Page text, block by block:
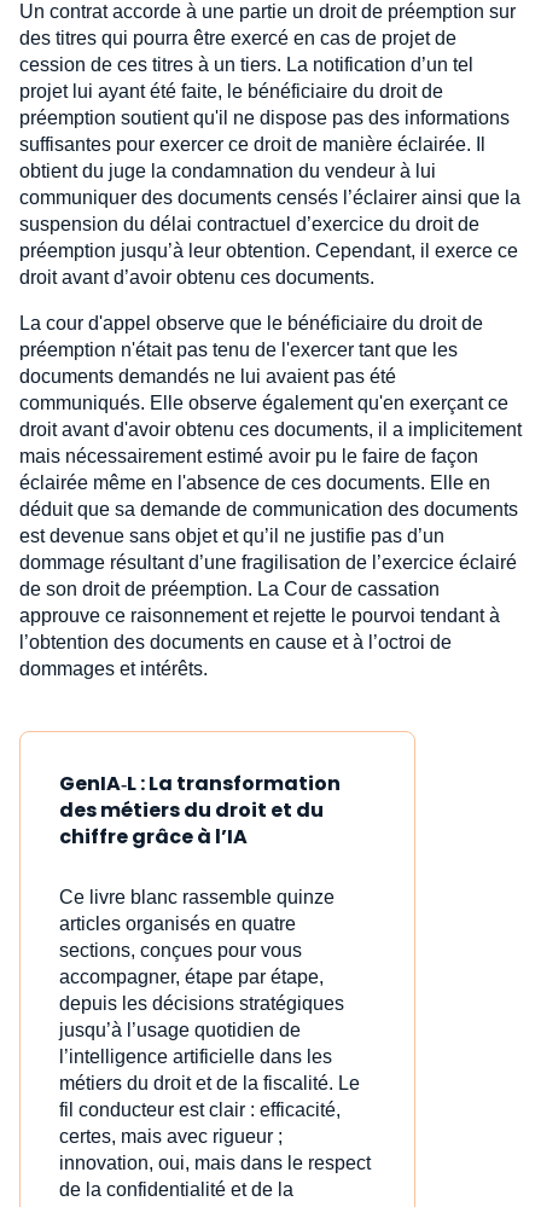
Un contrat accorde à une partie un droit de préemption sur
des titres qui pourra être exercé en cas de projet de
cession de ces titres à un tiers. La notification d’un tel
projet lui ayant été faite, le bénéficiaire du droit de
préemption soutient qu'il ne dispose pas des informations
suffisantes pour exercer ce droit de manière éclairée. Il
obtient du juge la condamnation du vendeur à lui
communiquer des documents censés l’éclairer ainsi que la
suspension du délai contractuel d’exercice du droit de
préemption jusqu’à leur obtention. Cependant, il exerce ce
droit avant d’avoir obtenu ces documents.
La cour d'appel observe que le bénéficiaire du droit de
préemption n'était pas tenu de l'exercer tant que les
documents demandés ne lui avaient pas été
communiqués. Elle observe également qu'en exerçant ce
droit avant d'avoir obtenu ces documents, il a implicitement
mais nécessairement estimé avoir pu le faire de façon
éclairée même en l'absence de ces documents. Elle en
déduit que sa demande de communication des documents
est devenue sans objet et qu’il ne justifie pas d’un
dommage résultant d’une fragilisation de l’exercice éclairé
de son droit de préemption. La Cour de cassation
approuve ce raisonnement et rejette le pourvoi tendant à
l’obtention des documents en cause et à l’octroi de
dommages et intérêts.
GenIA‑L : La transformation
des métiers du droit et du
chiffre grâce à l’IA
Ce livre blanc rassemble quinze
articles organisés en quatre
sections, conçues pour vous
accompagner, étape par étape,
depuis les décisions stratégiques
jusqu’à l’usage quotidien de
l’intelligence artificielle dans les
métiers du droit et de la fiscalité. Le
fil conducteur est clair : efficacité,
certes, mais avec rigueur ;
innovation, oui, mais dans le respect
de la confidentialité et de la